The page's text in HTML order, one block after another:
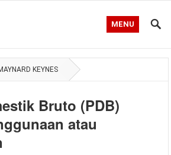
MENU
KEYNES
Bruto (PDB)
atau